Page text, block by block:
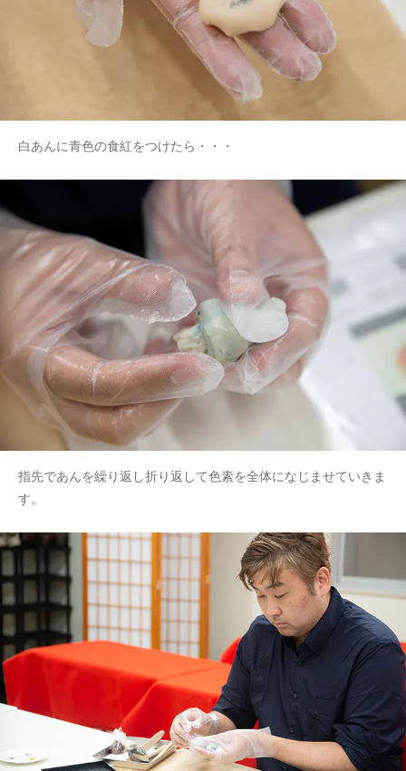
白あんに青色の食紅をつけたら・・・
指先であんを繰り返し折り返して色素を全体になじませていきま
す。